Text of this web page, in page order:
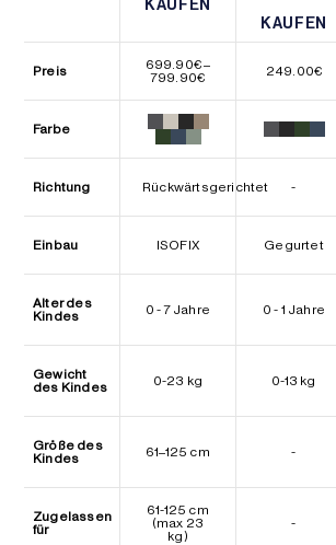
KAUFEN
KAUFEN
KAUFEN
Preis 699.90€–
799.90€Preisspanne:
bis
799.90€
249.00€
Farbe
Richtung Rückwärtsgerichtet -
Einbau ISOFIX Gegurtet
Alter des
Kindes
0 - 7 Jahre 0 - 1 Jahre
Gewicht
des Kindes
0-23 kg 0-13 kg
Größe des
Kindes
61–125 cm -
Zugelassen
für
61-125 cm
(max 23
kg)
-